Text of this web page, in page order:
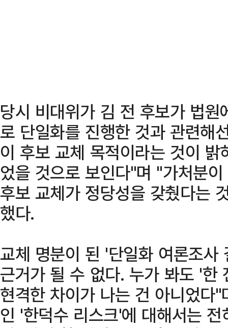
당시 비대위가 김 전 후보가 법
로 단일화를 진행한 것과 관련해
이 후보 교체 목적이라는 것이
었을 것으로 보인다"며 "가처분
후보 교체가 정당성을 갖췄다는
했다.
교체 명분이 된 '단일화 여론조
근거가 될 수 없다. 누가 봐도 '한
현격한 차이가 나는 건 아니었다
인 '한덕수 리스크'에 대해서는